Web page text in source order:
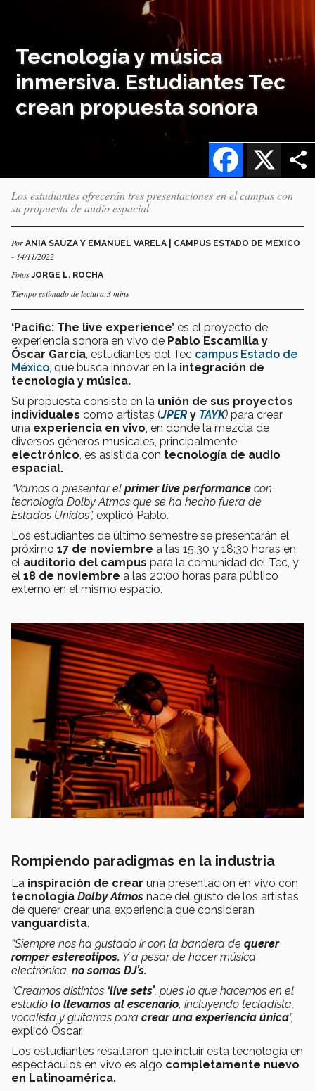
Tecnología y música
inmersiva. Estudiantes Tec
crean propuesta sonora
X
Facebook
Los estudiantes ofrecerán tres presentaciones en el campus con
su propuesta de audio espacial
Por ANIA SAUZA Y EMANUEL VARELA | CAMPUS ESTADO DE MÉXICO
- 14/11/2022
FotosJORGE L. ROCHA
Tiempo estimado de lectura:3 mins
‘Pacific: The live experience’ es el proyecto de
experiencia sonora en vivo de Pablo Escamilla y
Óscar García , estudiantes del Tec campus Estado de
México , que busca innovar en la integración de
tecnología y música.
Su propuesta consiste en la unión de sus proyectos
individuales como artistas (JPER y TAYK) para crear
una experiencia en vivo , en donde la mezcla de
diversos géneros musicales, principalmente
electrónico , es asistida con tecnología de audio
espacial.
“Vamos a presentar el primer live performance con
tecnología Dolby Atmos que se ha hecho fuera de
Estados Unidos”, explicó Pablo.
Los estudiantes de último semestre se presentarán el
próximo 17 de noviembre a las 15:30 y 18:30 horas en
el auditorio del campus para la comunidad del Tec, y
el 18 de noviembre a las 20:00 horas para público
externo en el mismo espacio.
Rompiendo paradigmas en la industria
La inspiración de crear una presentación en vivo con
tecnología Dolby Atmos nace del gusto de los artistas
de querer crear una experiencia que consideran
vanguardista.
“Siempre nos ha gustado ir con la bandera de querer
romper estereotipos. Y a pesar de hacer música
electrónica, no somos DJ’s.
“Creamos distintos ‘live sets’, pues lo que hacemos en el
estudio lo llevamos al escenario, incluyendo tecladista,
vocalista y guitarras para crear una experiencia única”,
explicó Óscar.
Los estudiantes resaltaron que incluir esta tecnología en
espectáculos en vivo es algo completamente nuevo
en Latinoamérica.